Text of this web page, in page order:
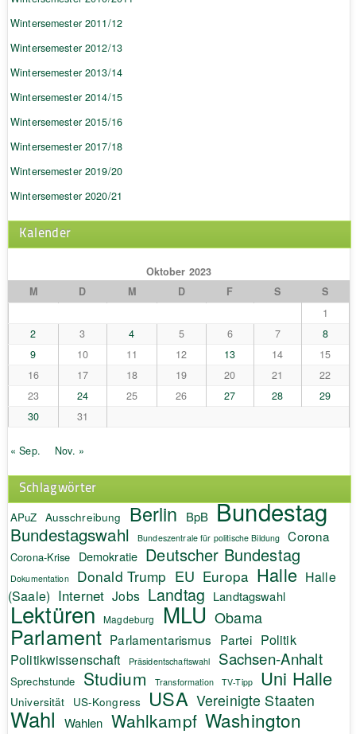
Wintersemester 2011/12
Wintersemester 2012/13
Wintersemester 2013/14
Wintersemester 2014/15
Wintersemester 2015/16
Wintersemester 2017/18
Wintersemester 2019/20
Wintersemester 2020/21
Kalender
Oktober 2023
M
D M D F S
S
1
2
3 4 5 6 7
8
9
10 11 12 13 14
15
16
17 18 19 20 21
22
23
24 25 26 27 28
29
30
31
« Sep. Nov. »
Schlagwörter
APuZ Ausschreibung Berlin BpB Bundestag
Bundestagswahl Bundeszentrale für politische Bildung Corona
Corona-Krise Demokratie Deutscher Bundestag
Dokumentation Donald Trump EU Europa Halle Halle
(Saale) Internet Jobs Landtag Landtagswahl
Lektüren Magdeburg MLU Obama
Parlament Parlamentarismus Partei Politik
Politikwissenschaft Präsidentschaftswahl Sachsen-Anhalt
Sprechstunde Studium Transformation TV-Tipp Uni Halle
Universität US-Kongress USA Vereinigte Staaten
Wahl Wahlen Wahlkampf Washington